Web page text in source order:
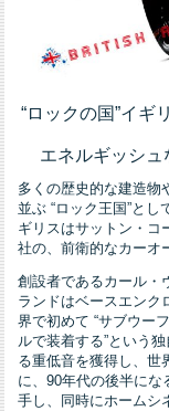
“ロックの国”イギ
エネルギッシ
多くの歴史的な建造物
並ぶ “ロック王国”と
ギリスはサットン・コ
社の、前衛的なカーオ
創設者であるカール・
ランドはベースエンク
界で初めて “サブウー
ルで装着する”という
る重低音を獲得し、世
に、90年代の後半に
手し、同時にホームシ